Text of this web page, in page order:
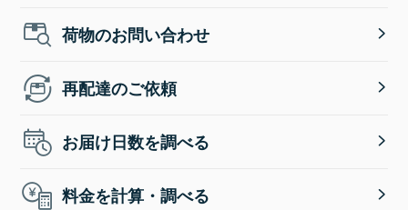
荷物のお問い合わせ
再配達のご依頼
お届け日数を調べる
料金を計算・調べる